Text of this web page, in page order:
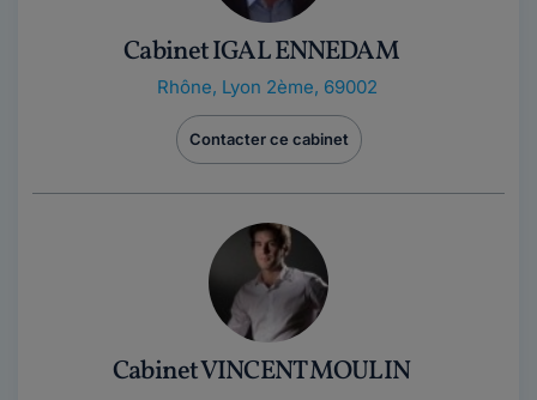
Cabinet IGAL ENNEDAM
Rhône, Lyon 2ème, 69002
Contacter ce cabinet
Cabinet VINCENT MOULIN